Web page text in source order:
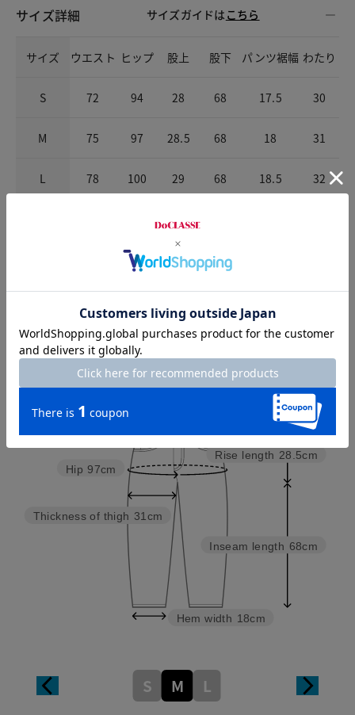
サイズ詳細 サイズガイドは こちら
サイズ ウエスト ヒップ 股上 股下 パンツ裾幅 わたり
S 72 94 28 68 17.5 30
M 75 97 28.5 68 18 31
L 78 100 29 68 18.5 32
Check the recommended size
Try this item on
Inseam length 68cm
Rise length 28.5cm
Hem width 18cm
Thickness of thigh 31cm
Hip 97cm
S M L